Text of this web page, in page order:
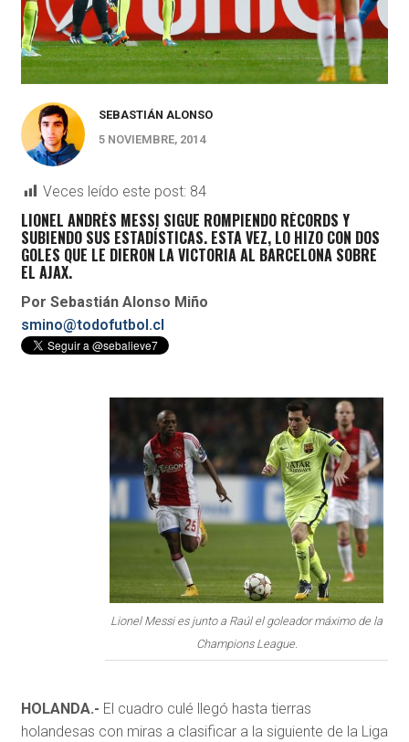
SEBASTIÁN ALONSO
5 NOVIEMBRE, 2014
Veces leído este post: 84
LIONEL ANDRÉS MESSI SIGUE ROMPIENDO RÉCORDS Y
SUBIENDO SUS ESTADÍSTICAS. ESTA VEZ, LO HIZO CON DOS
GOLES QUE LE DIERON LA VICTORIA AL BARCELONA SOBRE
EL AJAX.
Por Sebastián Alonso Miño
smino@todofutbol.cl
Lionel Messi es junto a Raúl el goleador máximo de la
Champions League.
HOLANDA.- El cuadro culé llegó hasta tierras
holandesas con miras a clasificar a la siguiente de la Liga